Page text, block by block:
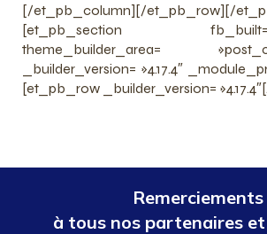
[/et_pb_column][/et_pb_row][/
[et_pb_section
theme_builder_area=
_builder_version= »4.17.4″
[et_pb_row _builder_version=
Remerciements
à tous nos partenaires et